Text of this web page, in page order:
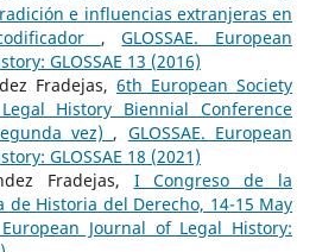
e influencias extranjeras en
,GLOSSAE. European
GLOSSAE 13 (2016)
Fradejas,6th European Society
History Biennial Conference
vez) , GLOSSAE. European
GLOSSAE 18 (2021)
Fradejas, I Congreso de la
de Historia del Derecho, 14-15 May
European Journal of Legal History: